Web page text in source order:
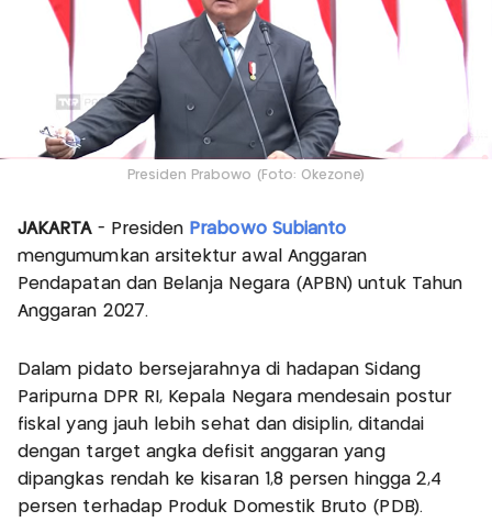
Presiden Prabowo (Foto: Okezone)
JAKARTA- Presiden Prabowo Subianto
mengumumkan arsitektur awal Anggaran
Pendapatan dan Belanja Negara (APBN) untuk Tahun
Anggaran 2027.
Dalam pidato bersejarahnya di hadapan Sidang
Paripurna DPR RI, Kepala Negara mendesain postur
fiskal yang jauh lebih sehat dan disiplin, ditandai
dengan target angka defisit anggaran yang
dipangkas rendah ke kisaran 1,8 persen hingga 2,4
persen terhadap Produk Domestik Bruto (PDB).